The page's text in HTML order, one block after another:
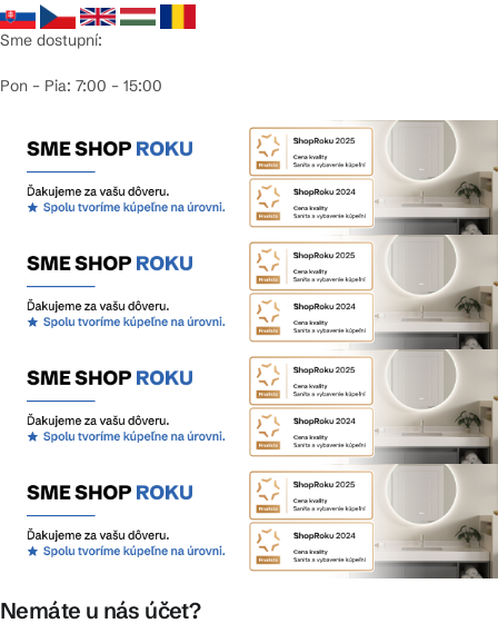
Sme dostupní:
Pon – Pia: 7:00 – 15:00
Nemáte u nás účet?